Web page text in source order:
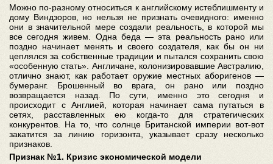
Можно по-разному относиться к английскому истеблишменту и
дому Виндзоров, но нельзя не признать очевидного: именно
они в значительной мере создали реальность, в которой мы
все сегодня живем. Одна беда — эта реальность рано или
поздно начинает менять и своего создателя, как бы он ни
цеплялся за собственные традиции и пытался сохранить свою
«особенную стать». Англичане, колонизировавшие Австралию,
отлично знают, как работает оружие местных аборигенов —
бумеранг. Брошенный во врага, он рано или поздно
возвращается назад. По сути, именно это сегодня и
происходит с Англией, которая начинает сама путаться в
сетях, расставленных ею когда-то для стратегических
конкурентов. На то, что солнце Британской империи вот-вот
закатится за линию горизонта, указывает сразу несколько
признаков.
Признак №1. Кризис экономической модели